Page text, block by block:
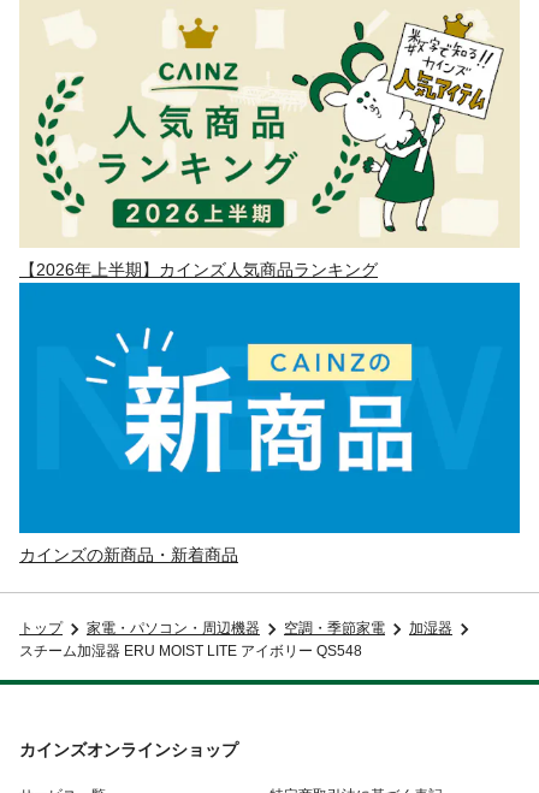
【2026年上半期】カインズ人気商品ランキング
カインズの新商品・新着商品
トップ 家電・パソコン・周辺機器 空調・季節家電
加湿器
スチーム加湿器 ERU MOIST LITE アイボリー QS548
カインズオンラインショップ